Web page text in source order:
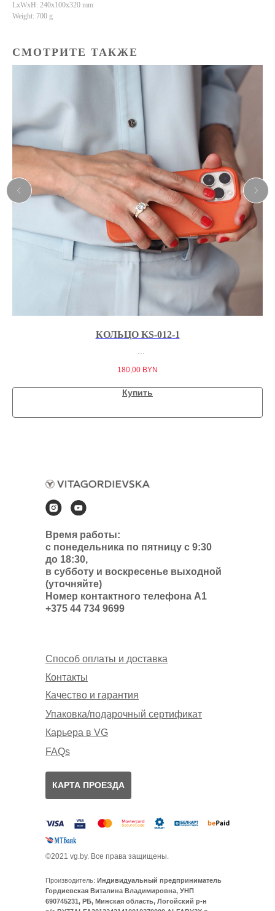
LxWxH: 240x100x320 mm
Weight: 700 g
СМОТРИТЕ ТАКЖЕ
КОЛЬЦО KS-012-1
180,00 BYN
Купить
Время работы:
с понедельника по пятницу с 9:30
до 18:30,
в субботу и воскресенье выходной
(уточняйте)
Номер контактного телефона А1
+375 44 734 9699
Производитель: Индивидуальный предприниматель
Гордиевская Виталина Владимировна, УНП
690745231, РБ, Минская область, Логойский р-н
Способ оплаты и доставка
Контакты
КАРТА ПРОЕЗДА
Упаковка/подарочный сертификат
FAQs
Карьера в VG
©2021 vg.by. Все права защищены.
Качество и гарантия